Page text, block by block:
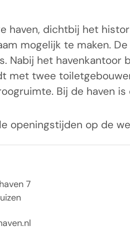
haven, dichtbij het
mogelijk te maken.
Nabij het
met twee
Bij de haven
openingstijden op de
7